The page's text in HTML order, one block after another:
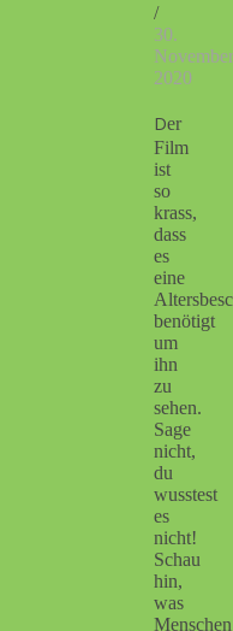
/
30.
November
2020
Der
Film
ist
so
krass,
dass
es
eine
benötigt
um
ihn
zu
sehen.
Sage
nicht,
du
wusstest
es
nicht!
Schau
hin,
was
Menschen